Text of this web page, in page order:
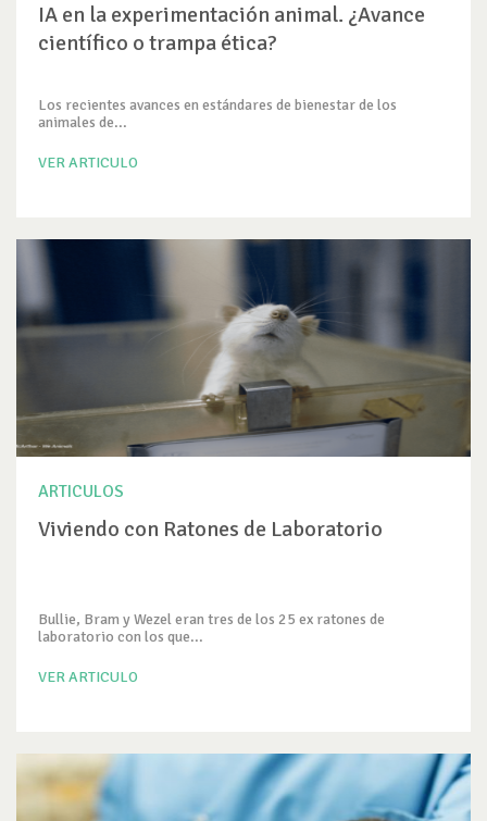
IA en la experimentación animal. ¿Avance
científico o trampa ética?
Los recientes avances en estándares de bienestar de los
animales de...
VER ARTICULO
ARTICULOS
Viviendo con Ratones de Laboratorio
Bullie, Bram y Wezel eran tres de los 25 ex ratones de
laboratorio con los que...
VER ARTICULO